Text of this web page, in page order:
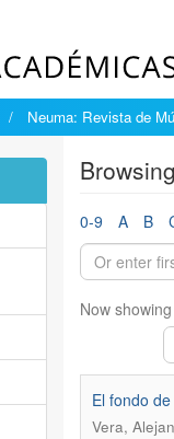
Neuma: Revista de
0-9 A B
Now
El fondo
Vera,